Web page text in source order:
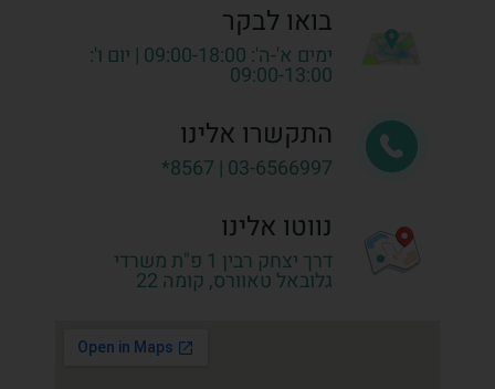
בואו לבקר
ימים א'-ה': 09:00-18:00 | יום ו':
09:00-13:00
התקשרו אלינו
03-6566997 | 8567*
נווטו אלינו
דרך יצחק רבין 1 פ"ת משרדי
גלובאל טאוורס, קומה 22